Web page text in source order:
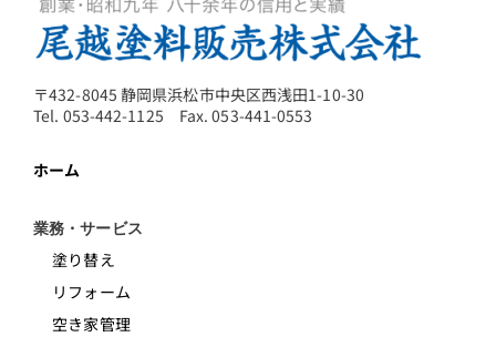
〒432-8045 静岡県浜松市中央区西浅田1-10-30
Tel. 053-442-1125 Fax. 053-441-0553
ホーム
業務・サービス
塗り替え
リフォーム
空き家管理